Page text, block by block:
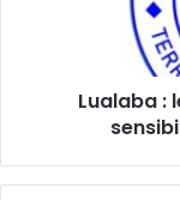
Lualaba :